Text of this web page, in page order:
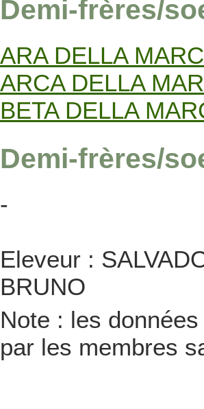
Demi-frères/
ARA DELLA
ARCA DELLA
BETA DELLA
Demi-frères/
-
Eleveur :
BRUNO
Note : les
par les membres